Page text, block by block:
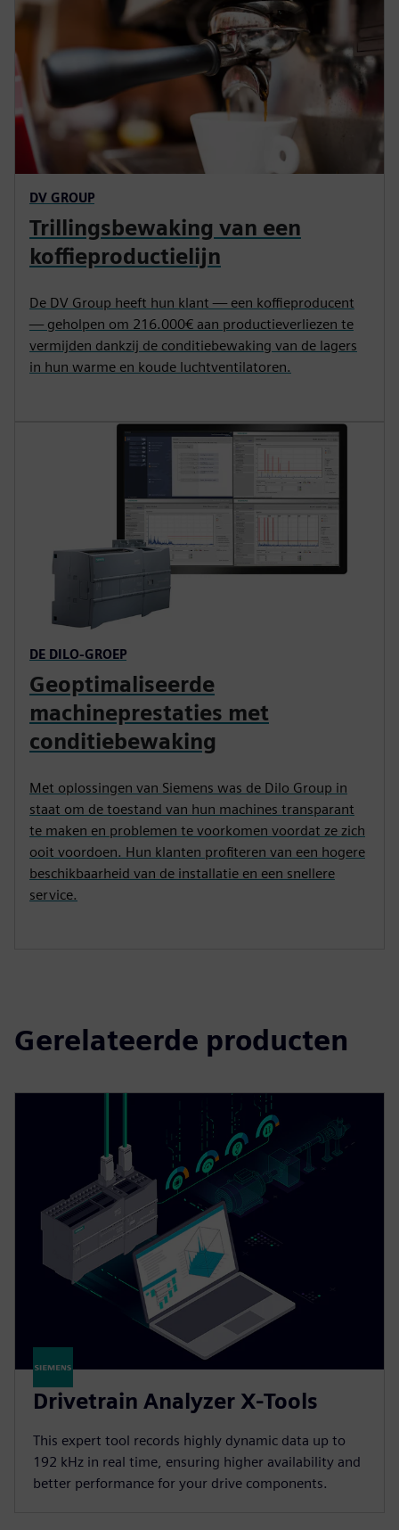
DV GROUP
Trillingsbewaking van een
koffieproductielijn
De DV Group heeft hun klant — een koffieproducent
— geholpen om 216.000€ aan productieverliezen te
vermijden dankzij de conditiebewaking van de lagers
in hun warme en koude luchtventilatoren.
DE DILO-GROEP
Geoptimaliseerde
machineprestaties met
conditiebewaking
Met oplossingen van Siemens was de Dilo Group in
staat om de toestand van hun machines transparant
te maken en problemen te voorkomen voordat ze zich
ooit voordoen. Hun klanten profiteren van een hogere
beschikbaarheid van de installatie en een snellere
service.
Gerelateerde producten
Drivetrain Analyzer X-Tools
This expert tool records highly dynamic data up to
192 kHz in real time, ensuring higher availability and
better performance for your drive components.